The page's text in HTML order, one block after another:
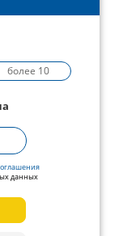
более 10
данных